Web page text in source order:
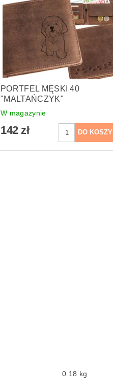
PORTFEL MĘSKI 40
"MALTAŃCZYK"
W magazynie
142 zł
0.18 kg